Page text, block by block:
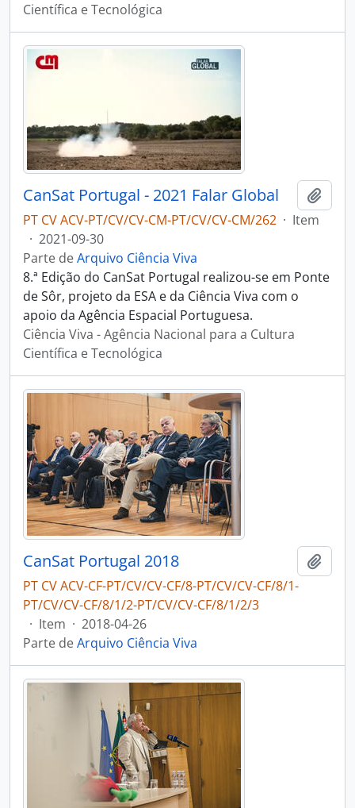
Científica e Tecnológica
CanSat Portugal - 2021 Falar Global
PT CV ACV-PT/CV/CV-CM-PT/CV/CV-CM/262 · Item
· 2021-09-30
Parte deArquivo Ciência Viva
8.ª Edição do CanSat Portugal realizou-se em Ponte
de Sôr, projeto da ESA e da Ciência Viva com o
apoio da Agência Espacial Portuguesa.
Ciência Viva - Agência Nacional para a Cultura
Científica e Tecnológica
CanSat Portugal 2018
PT CV ACV-CF-PT/CV/CV-CF/8-PT/CV/CV-CF/8/1-
PT/CV/CV-CF/8/1/2-PT/CV/CV-CF/8/1/2/3
· Item · 2018-04-26
Parte deArquivo Ciência Viva